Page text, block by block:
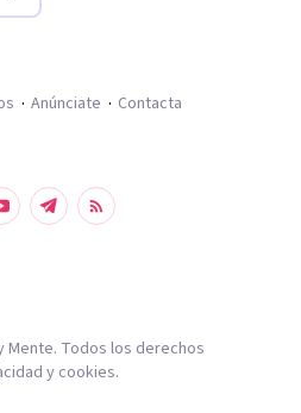
Anúnciate Contacta
Mente. Todos los derechos
y cookies.